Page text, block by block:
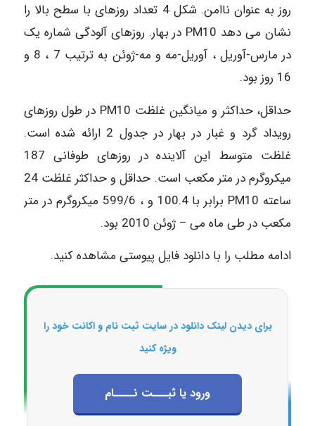
روز به عنوان ناامن. شکل 4 تعداد روزهای با سطح بالا را
نشان می دهد PM10 در بهار. روزهای آلودگی شماره یک
در مارس-آوریل ، آوریل-مه و مه-ژوئن به ترتیب 7 ، 8 و
16 روز بود.
حداقل، حداکثر و میانگین غلظت PM10 در طول روزهای
رویداد گرد و غبار در بهار در جدول 2 ارائه شده است.
غلظت متوسط این آلاینده در روزهای طوفانی 187
میکروگرم در متر مکعب است. حداقل و حداکثر غلظت 24
ساعته PM10 برابر با 100.4 و ، 599/6 میکروگرم در متر
مکعب در طی ماه می – ژوئن 2010 بود.
ادامه مطلب را با دانلود فایل پیوستی مشاهده کنید.
برای دیدن لینک دانلود در سایت ثبت نام و اکانت خود را
ویژه کنید
ورود یا ثبـــت نــــام